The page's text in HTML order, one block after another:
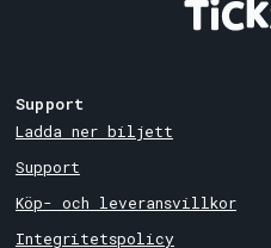
Support
Ladda ner biljett
Support
Köp- och leveransvillkor
Integritetspolicy